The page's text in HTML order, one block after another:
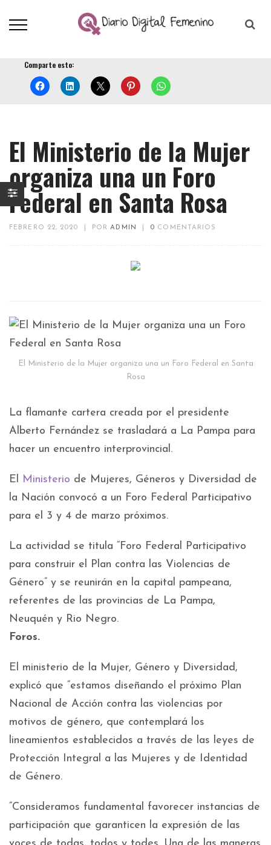
Comparte esto:
El Ministerio de la Mujer
organiza una un Foro
Federal en Santa Rosa
FEBRERO 22, 2020 PORADMIN 0 COMENTARIOS
El Ministerio de la Mujer organiza una un Foro Federal en Santa
Rosa
La flamante cartera creada por el presidente
Alberto Fernández se trasladará a La Pampa para
hacer un encuentro interprovincial.
El Ministerio de Mujeres, Géneros y Diversidad de
la Nación convocó a un Foro Federal Participativo
para el 3 y 4 de marzo próximos.
La actividad se titula “Foro Federal Participativo
para construir el Plan contra las Violencias de
Género” y se reunirán en la capital pampeana,
referentes de las provincias de La Pampa,
Neuquén y Rio Negro.
Foros.
El ministerio de la Mujer, Género y Diversidad,
explicó que “estamos diseñando el próximo Plan
Nacional de Acción contra las violencias por
motivos de género, que contemplará los
lineamientos establecidos a través de las leyes de
Protección Integral a las Mujeres y de Identidad
de Género.
“Consideramos fundamental favorecer instancias de
participación que garanticen la expresión de las